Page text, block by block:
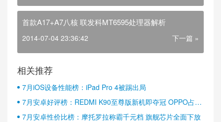
首款A17+A7八核 联发科MT6595处理器解析
2014-07-04 23:36:42 下一篇 »
相关推荐
7月iOS设备性能榜：iPad Pro 4被踢出局
7月安卓好评榜：REDMI K90至尊版新机即夺冠 OPPO占据
半壁江山
7月安卓性价比榜：摩托罗拉称霸千元档 旗舰芯片全面下放